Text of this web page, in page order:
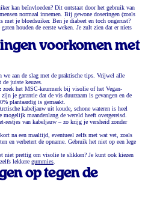
kan beïnvloeden? Dit ontstaat door het gebruik van
normaal innemen. Bij gewone doseringen (zoals
met je bloedsuiker. Ben je diabeet en toch ongerust?
houden de eerste weken. Je zult zien dat er niets
voorkomen met
we aan de slag met de praktische tips. Vrijwel alle
juiste keuzes.
zoek het MSC-keurmerk bij visolie of het Vegan-
je garantie dat de vis duurzaam is gevangen en de
plantaardig is gemaakt.
kabeljauw uit koude, schone wateren is heel
mogelijk maandenlang de wereld heeft overgereisd.
van kabeljauw – zo krijg je versheid zonder
na een maaltijd, eventueel zelfs met wat vet, zoals
en verbetert de opname. Gebruik het niet op een lege
niet prettig om visolie te slikken? Je kunt ook kiezen
lekkere gummies.
op tegen de